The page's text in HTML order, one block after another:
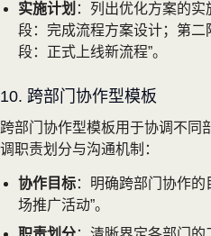
实施计划 ：列出优化方案的
段：完成流程方案设计；第
段：正式上线新流程”。
10. 跨部门协作型模板
跨部门协作型模板用于协调不同
调职责划分与沟通机制：
协作目标：明确跨部门协作
场推广活动”。